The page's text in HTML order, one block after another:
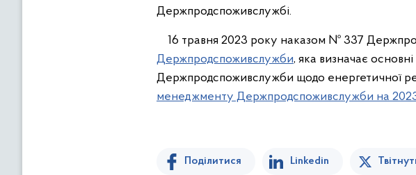
Держпродспоживслужбі.
16 травня 2023 року наказом № 337
Держпродспоживслужби, яка визначає
Держпродспоживслужби щодо енергетичної
менеджменту Держпродспоживслужби на
Поділитися Linkedin